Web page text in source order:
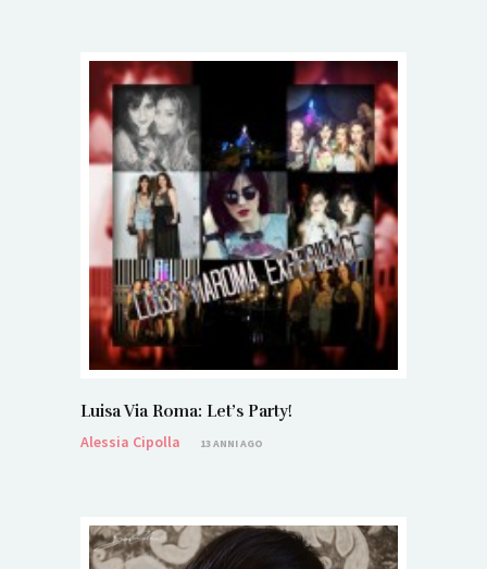
Luisa Via Roma: Let’s Party!
Alessia Cipolla
13 ANNI AGO